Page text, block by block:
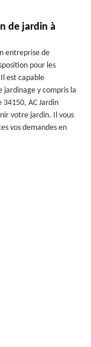
de jardin à
entreprise de
pour les
est capable
jardinage y compris la
AC Jardin
votre jardin. Il vous
vos demandes en